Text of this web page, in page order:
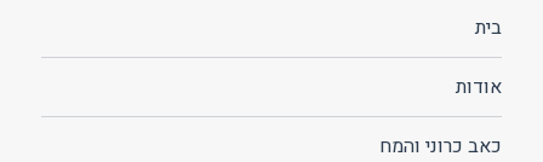
בית
אודות
כאב כרוני והמח